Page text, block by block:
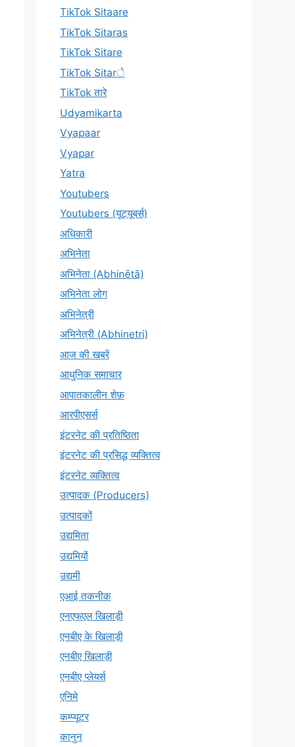
TikTok Sitaare
TikTok Sitaras
TikTok Sitare
TikTok Sitarे
TikTok तारे
Udyamikarta
Vyapaar
Vyapar
Yatra
Youtubers
Youtubers (यूट्यूबर्स)
अधिकारी
अभिनेता
अभिनेता (Abhinētā)
अभिनेता लोग
अभिनेत्री
अभिनेत्री (Abhinetri)
आज की खबरें
आधुनिक समाचार
आपातकालीन शेफ़
आरपीएसर्स
इंटरनेट की प्रतिष्ठिता
इंटरनेट की प्रसिद्ध व्यक्तित्व
इंटरनेट व्यक्तित्व
उत्पादक (Producers)
उत्पादकों
उद्यमिता
उद्यमियों
उद्यमी
एआई तकनीक
एनएफएल खिलाड़ी
एनबीए के खिलाड़ी
एनबीए खिलाड़ी
एनबीए प्लेयर्स
एनिमे
कम्प्यूटर
कानुन